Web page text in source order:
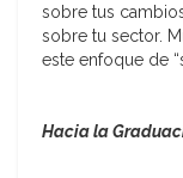
sobre tus
sobre tu sector.
este enfoque de
Hacia la